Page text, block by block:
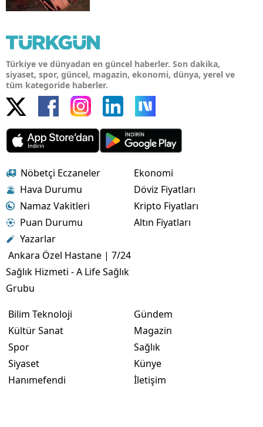
Türkiye ve dünyadan en güncel haberler. Son dakika,
siyaset, spor, güncel, magazin, ekonomi, dünya, yerel ve
tüm kategoride haberler.
Nöbetçi Eczaneler
Hava Durumu
Namaz Vakitleri
Puan Durumu
Yazarlar
Ankara Özel Hastane | 7/24
Sağlık Hizmeti - A Life Sağlık
Grubu
Ekonomi
Döviz Fiyatları
Kripto Fiyatları
Altın Fiyatları
Bilim Teknoloji
Kültür Sanat
Spor
Siyaset
Hanımefendi
Gündem
Magazin
Sağlık
Künye
İletişim